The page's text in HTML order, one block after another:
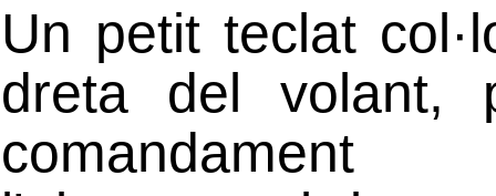
Un petit teclat
dreta del volant,